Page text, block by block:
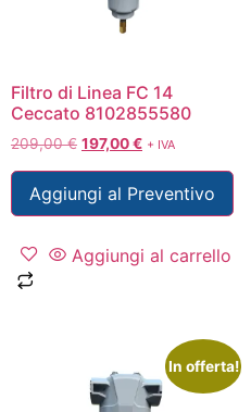
Filtro di Linea FC 14
Ceccato 8102855580
209,00€ 197,00€ + IVA
Aggiungi al Preventivo
Aggiungi al carrello
In offerta!